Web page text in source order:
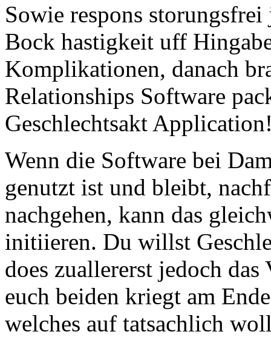
Sowie respons
Bock hastigkeit uff
Komplikationen, danach
Relationships Software
Geschlechtsakt
Wenn die Software bei
genutzt ist und bleibt,
nachgehen, kann das
initiieren. Du willst
does zuallererst jedoch
euch beiden kriegt am
welches auf tatsachlich